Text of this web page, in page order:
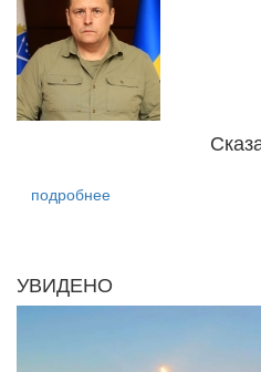
подробнее
УВИДЕНО